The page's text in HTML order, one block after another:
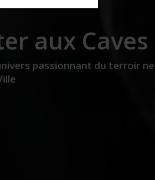
aux
passionnant du terroir